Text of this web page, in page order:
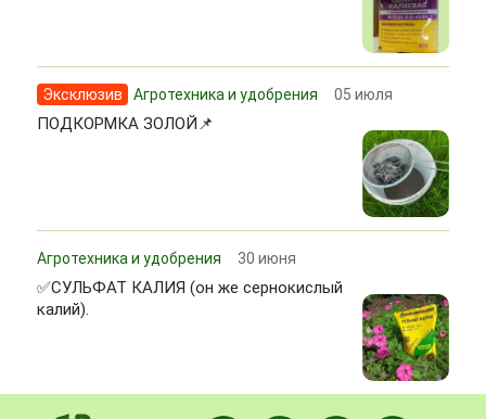
Эксклюзив Агротехника и удобрения 05 июля
ПОДКОРМКА ЗОЛОЙ📌
Агротехника и удобрения 30 июня
✅СУЛЬФАТ КАЛИЯ (он же сернокислый
калий).